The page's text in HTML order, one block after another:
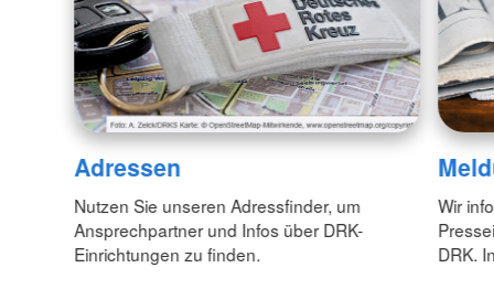
Adressen
Nutzen Sie unseren Adressfinder, um
Ansprechpartner und Infos über DRK-
Einrichtungen zu finden.
Wir
DRK.